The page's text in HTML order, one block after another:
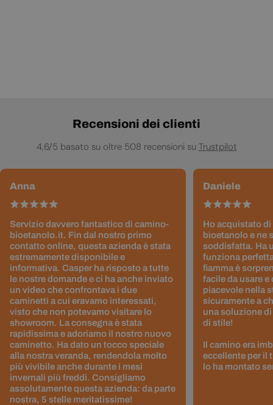
Recensioni dei clienti
4,6/5 basato su oltre 508 recensioni su Trustpilot
Anna
Servizio davvero fantastico di camino-
bioetanolo.it. Fin dal nostro primo
contatto online, questa azienda è stata
estremamente disponibile e
informativa. Casper ha risposto a tutte
le nostre domande e ci ha anche inviato
un video che confrontava i due
caminetti a cui eravamo interessati,
visto che non potevamo visitare lo
showroom. La consegna è stata
rapidissima e adoriamo il nostro nuovo
caminetto. Ha dato un tocco speciale
alla nostra veranda, rendendola molto
più vivibile anche durante i mesi
invernali più freddi. Consigliamo
assolutamente questa azienda: da parte
nostra, 5 stelle meritatissime!
Daniele
Ho acquistato di
bioetanolo e ne
soddisfatta. Ha
funziona
fiamma è
facile da usare e
piacevole nella
sicuramente a
una soluzione
di stile!
Il camino era
eccellente per il
lo ha montato